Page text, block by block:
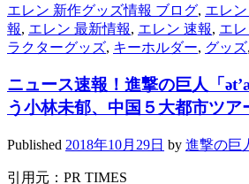
エレン 新作グッズ情報 ブログ, エレ
報, エレン 最新情報, エレン 速報, エ
ラクターグッズ, キーホルダー, グッズ,
ニュース速報！進撃の巨人「
う小林未郁、中国５大都市ツア
Published 2018年10月29日 by 進撃の巨
引用元：PR TIMES